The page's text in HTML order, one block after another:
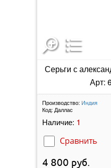
Серьги с
Арт:
Производство: Индия
Код: Даллас
Наличие: 1
Сравнить
4 800 руб.